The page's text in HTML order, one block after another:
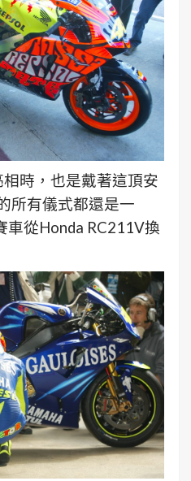
時，也是戴著這頂安
所有儀式都還是一
從Honda RC211V換